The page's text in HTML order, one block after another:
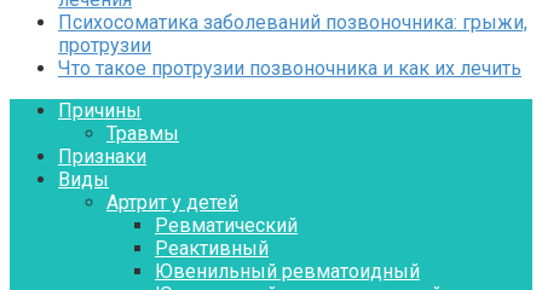
Психосоматика заболеваний позвоночника: грыжи,
протрузии
Что такое протрузии позвоночника и как их лечить
Причины
Травмы
Признаки
Виды
Артрит у детей
Ревматический
Реактивный
Ювенильный ревматоидный